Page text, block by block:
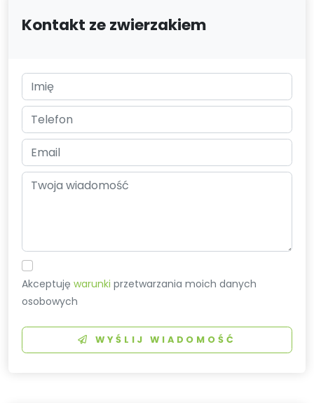
Kontakt ze zwierzakiem
Akceptujęwarunki przetwarzania moich danych
osobowych
WYŚLIJ WIADOMOŚĆ